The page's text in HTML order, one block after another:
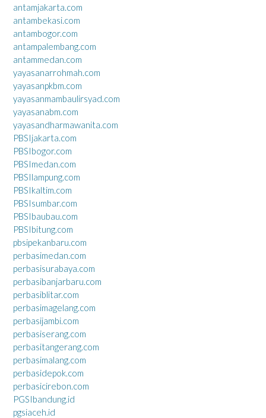
antamjakarta.com
antambekasi.com
antambogor.com
antampalembang.com
antammedan.com
yayasanarrohmah.com
yayasanpkbm.com
yayasanmambaulirsyad.com
yayasanabm.com
yayasandharmawanita.com
PBSIjakarta.com
PBSIbogor.com
PBSImedan.com
PBSIlampung.com
PBSIkaltim.com
PBSIsumbar.com
PBSIbaubau.com
PBSIbitung.com
pbsipekanbaru.com
perbasimedan.com
perbasisurabaya.com
perbasibanjarbaru.com
perbasiblitar.com
perbasimagelang.com
perbasijambi.com
perbasiserang.com
perbasitangerang.com
perbasimalang.com
perbasidepok.com
perbasicirebon.com
PGSIbandung.id
pgsiaceh.id